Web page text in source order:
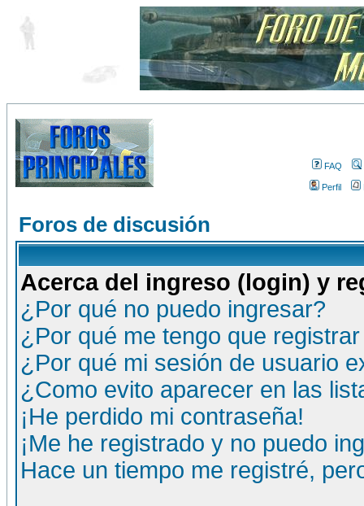
FAQ
Perfil
Foros de discusión
Acerca del ingreso (login) y
¿Por qué no puedo ingresar?
¿Por qué me tengo que
¿Por qué mi sesión de usuario
¿Como evito aparecer en las
¡He perdido mi contraseña!
¡Me he registrado y no puedo
Hace un tiempo me registré,